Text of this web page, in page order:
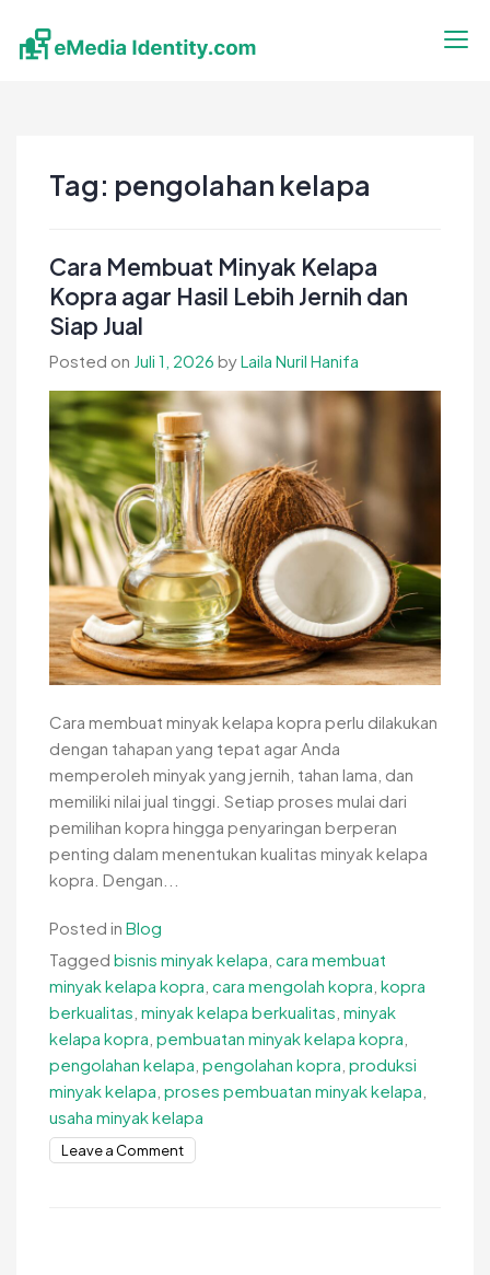
content
Tag: pengolahan kelapa
Cara Membuat Minyak Kelapa
Kopra agar Hasil Lebih Jernih dan
Siap Jual
Posted on Juli 1, 2026 byLaila Nuril Hanifa
Cara membuat minyak kelapa kopra perlu dilakukan
dengan tahapan yang tepat agar Anda
memperoleh minyak yang jernih, tahan lama, dan
memiliki nilai jual tinggi. Setiap proses mulai dari
pemilihan kopra hingga penyaringan berperan
penting dalam menentukan kualitas minyak kelapa
kopra. Dengan...
Posted in Blog
Tagged bisnis minyak kelapa cara membuat
minyak kelapa kopra cara mengolah kopra kopra
berkualitas minyak kelapa berkualitas minyak
kelapa kopra pembuatan minyak kelapa kopra
pengolahan kelapa pengolahan kopra produksi
minyak kelapa proses pembuatan minyak kelapa
usaha minyak kelapa
Leave a Commenton